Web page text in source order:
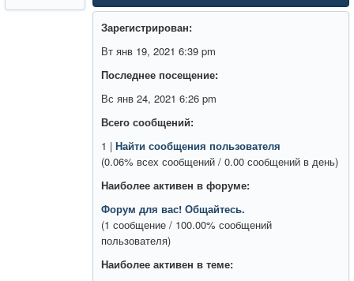
Зарегистрирован:
Вт янв 19, 2021 6:39 pm
Последнее посещение:
Вс янв 24, 2021 6:26 pm
Всего сообщений:
1 |Найти сообщения пользователя
(0.06% всех сообщений / 0.00 сообщений в день)
Наиболее активен в форуме:
Форум для вас! Общайтесь.
(1 сообщение / 100.00% сообщений
пользователя)
Наиболее активен в теме: